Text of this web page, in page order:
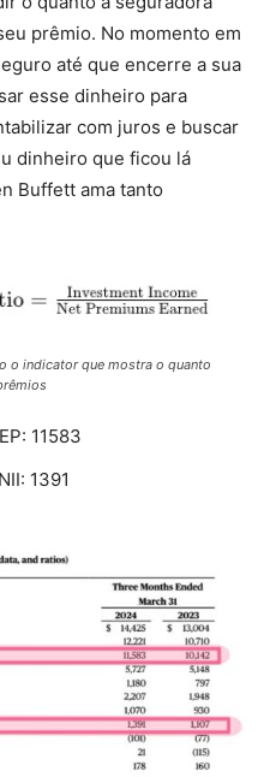
prêmio. No momento em
até que encerre a sua
esse dinheiro para
com juros e buscar
dinheiro que ficou lá
Buffett ama tanto
o indicator que mostra o quanto
11583
1391